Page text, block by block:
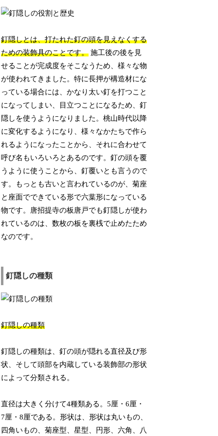
釘隠しとは、打たれた釘の頭を見えなくする
ための装飾具のことです。 施工後の後を見
せることが完成度をそこなうため、様々な物
が使われてきました。特に長押が構造材にな
っている場合には、かなり太い釘を打つこと
になってしまい、目立つことになるため、釘
隠しを使うようになりました。桃山時代以降
に変化するようになり、様々なかたちで作ら
れるようになったことから、それに合わせて
呼び名もいろいろとあるのです。釘の頭を覆
うように使うことから、釘覆いとも言うので
す。もっとも古いと言われているのが、菊座
と座面でできている形で六葉形になっている
物です。唐招提寺の板唐戸でも釘隠しが使わ
れているのは、数枚の板を裏桟で止めたため
なのです。
釘隠しの種類
釘隠しの種類
釘隠しの種類は、釘の頭が隠れる直径及び形
状、そして頭部を内蔵している装飾部の形状
によって分類される。
直径は大きく分けて4種類ある。5厘・6厘・
7厘・8厘である。形状は、形状は丸いもの、
四角いもの、菊座型、星型、円形、六角、八